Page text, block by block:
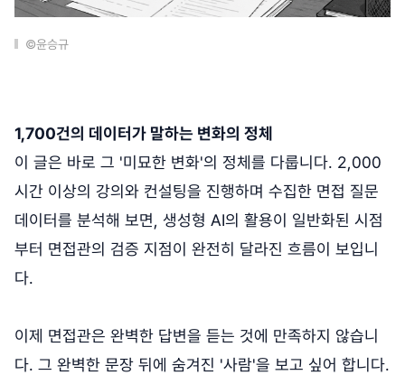
©윤승규
1,700건의 데이터가 말하는 변화의 정체
이 글은 바로 그 '미묘한 변화'의 정체를 다룹니다. 2,000
시간 이상의 강의와 컨설팅을 진행하며 수집한 면접 질문
데이터를 분석해 보면, 생성형 AI의 활용이 일반화된 시점
부터 면접관의 검증 지점이 완전히 달라진 흐름이 보입니
다.
이제 면접관은 완벽한 답변을 듣는 것에 만족하지 않습니
다. 그 완벽한 문장 뒤에 숨겨진 '사람'을 보고 싶어 합니다.